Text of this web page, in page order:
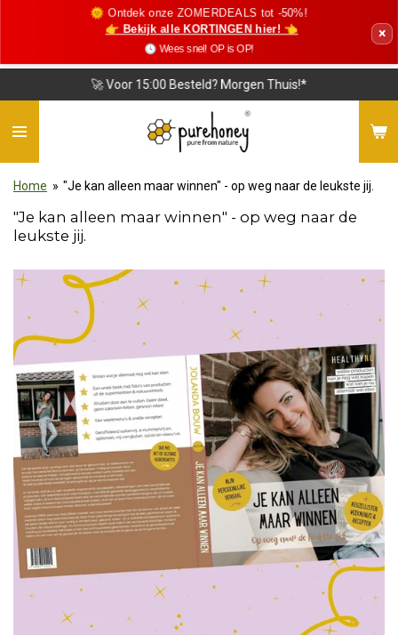
🌞 Ontdek onze ZOMERDEALS tot -50%!
👉 Bekijk alle KORTINGEN hier! 👈
🕓 Wees snel! OP is OP!
×
❤️ Vriendelijke Klantenservice
Home » "Je kan alleen maar winnen" - op weg naar de leukste jij.
"Je kan alleen maar winnen" - op weg naar de
leukste jij.